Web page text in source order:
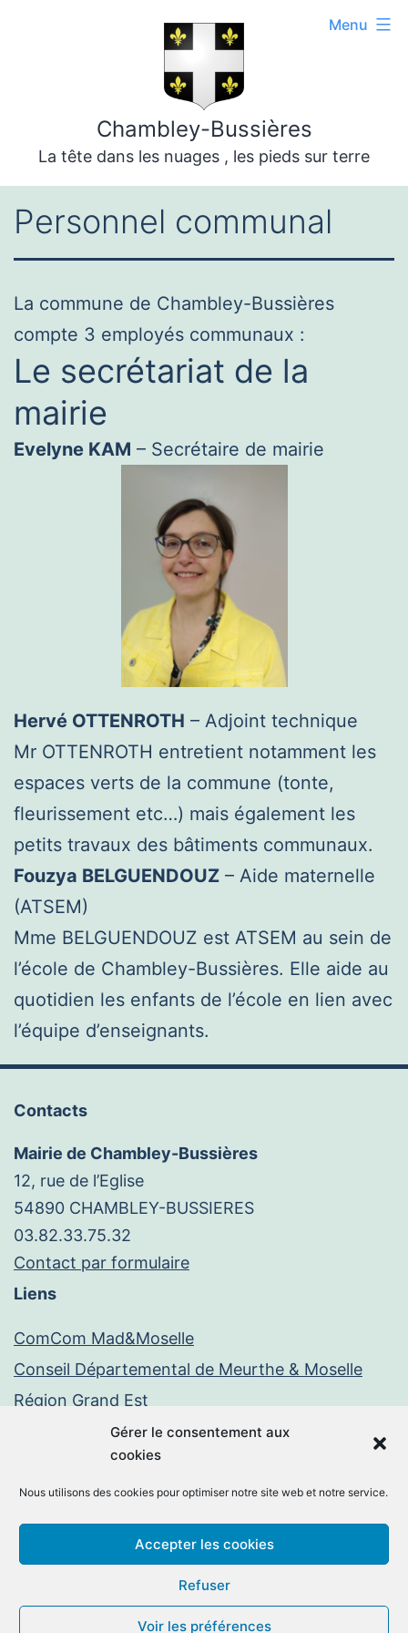
Gérer le consentement aux
cookies
Nous utilisons des cookies pour optimiser notre site web et notre service.
Accepter les cookies
Refuser
Voir les préférences
Chambley-Bussières
La tête dans les nuages , les pieds sur terre
Menu
Personnel communal
La commune de Chambley-Bussières
compte 3 employés communaux :
Le secrétariat de la
mairie
Evelyne KAM – Secrétaire de mairie
Hervé OTTENROTH – Adjoint technique
Mr OTTENROTH entretient notamment les
espaces verts de la commune (tonte,
fleurissement etc…) mais également les
petits travaux des bâtiments communaux.
Fouzya BELGUENDOUZ – Aide maternelle
(ATSEM)
Mme BELGUENDOUZ est ATSEM au sein de
l’école de Chambley-Bussières. Elle aide au
quotidien les enfants de l’école en lien avec
l’équipe d’enseignants.
Contacts
Mairie de Chambley-Bussières
12, rue de l’Eglise
54890 CHAMBLEY-BUSSIERES
03.82.33.75.32
Contact par formulaire
Liens
ComCom Mad&Moselle
Conseil Départemental de Meurthe & Moselle
Région Grand Est
Paiement en ligne
Mentions légales Politique de confidentialité
Facebook
mail